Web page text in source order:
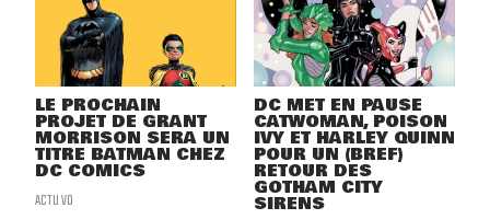
LE PROCHAIN
PROJET DE GRANT
MORRISON SERA UN
TITRE BATMAN CHEZ
DC COMICS
ACTU VO
DC MET EN PAUSE
CATWOMAN, POISON
IVY ET HARLEY QUINN
POUR UN (BREF)
RETOUR DES
GOTHAM CITY
SIRENS